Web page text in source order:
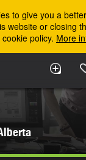
to give you a
website or closing
policy. More